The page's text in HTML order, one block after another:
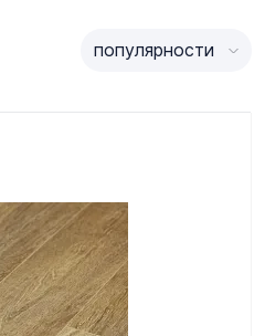
популярности